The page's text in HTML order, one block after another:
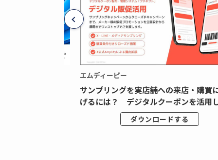
エムディーピー
サンプリングを実店舗への来店・購買
げるには？ デジタルクーポンを活用
ダウンロードする